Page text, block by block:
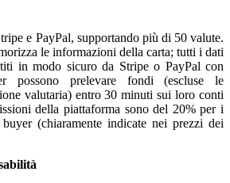
e PayPal, supportando più di 50 valute.
le informazioni della carta; tutti i dati
in modo sicuro da Stripe o PayPal con
possono prelevare fondi (escluse le
valutaria) entro 30 minuti sui loro conti
della piattaforma sono del 20% per i
(chiaramente indicate nei prezzi dei